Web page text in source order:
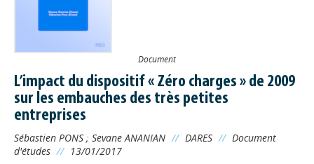
Document
L’impact du dispositif « Zéro charges » de 2009
sur les embauches des très petites
entreprises
Sébastien PONS ; Sevane ANANIAN // DARES // Document
d'études // 13/01/2017